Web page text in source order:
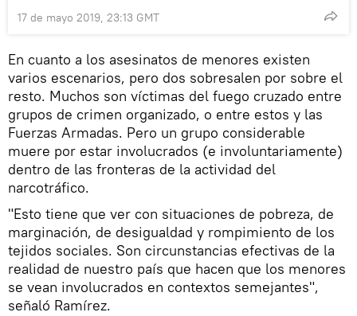
17 de mayo 2019, 23:13 GMT
En cuanto a los asesinatos de menores existen
varios escenarios, pero dos sobresalen por sobre el
resto. Muchos son víctimas del fuego cruzado entre
grupos de crimen organizado, o entre estos y las
Fuerzas Armadas. Pero un grupo considerable
muere por estar involucrados (e involuntariamente)
dentro de las fronteras de la actividad del
narcotráfico.
"Esto tiene que ver con situaciones de pobreza, de
marginación, de desigualdad y rompimiento de los
tejidos sociales. Son circunstancias efectivas de la
realidad de nuestro país que hacen que los menores
se vean involucrados en contextos semejantes",
señaló Ramírez.